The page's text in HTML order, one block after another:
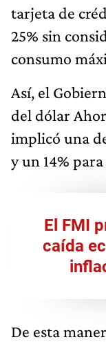
tarjeta de
25% sin
consumo
Así, el
del dólar
implicó una
y un 14%
El FMI
caída
De esta